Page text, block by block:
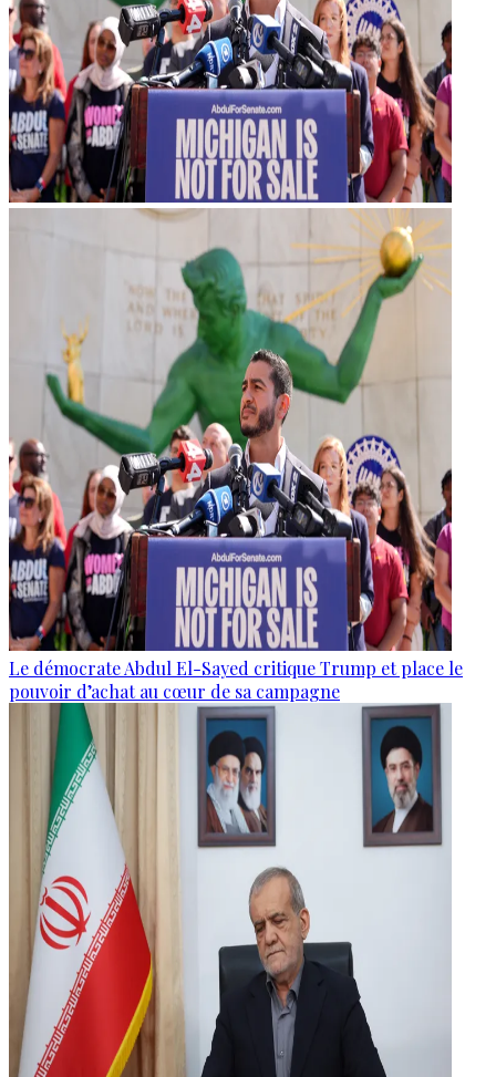
Le démocrate Abdul El-Sayed critique Trump et place le
pouvoir d’achat au cœur de sa campagne